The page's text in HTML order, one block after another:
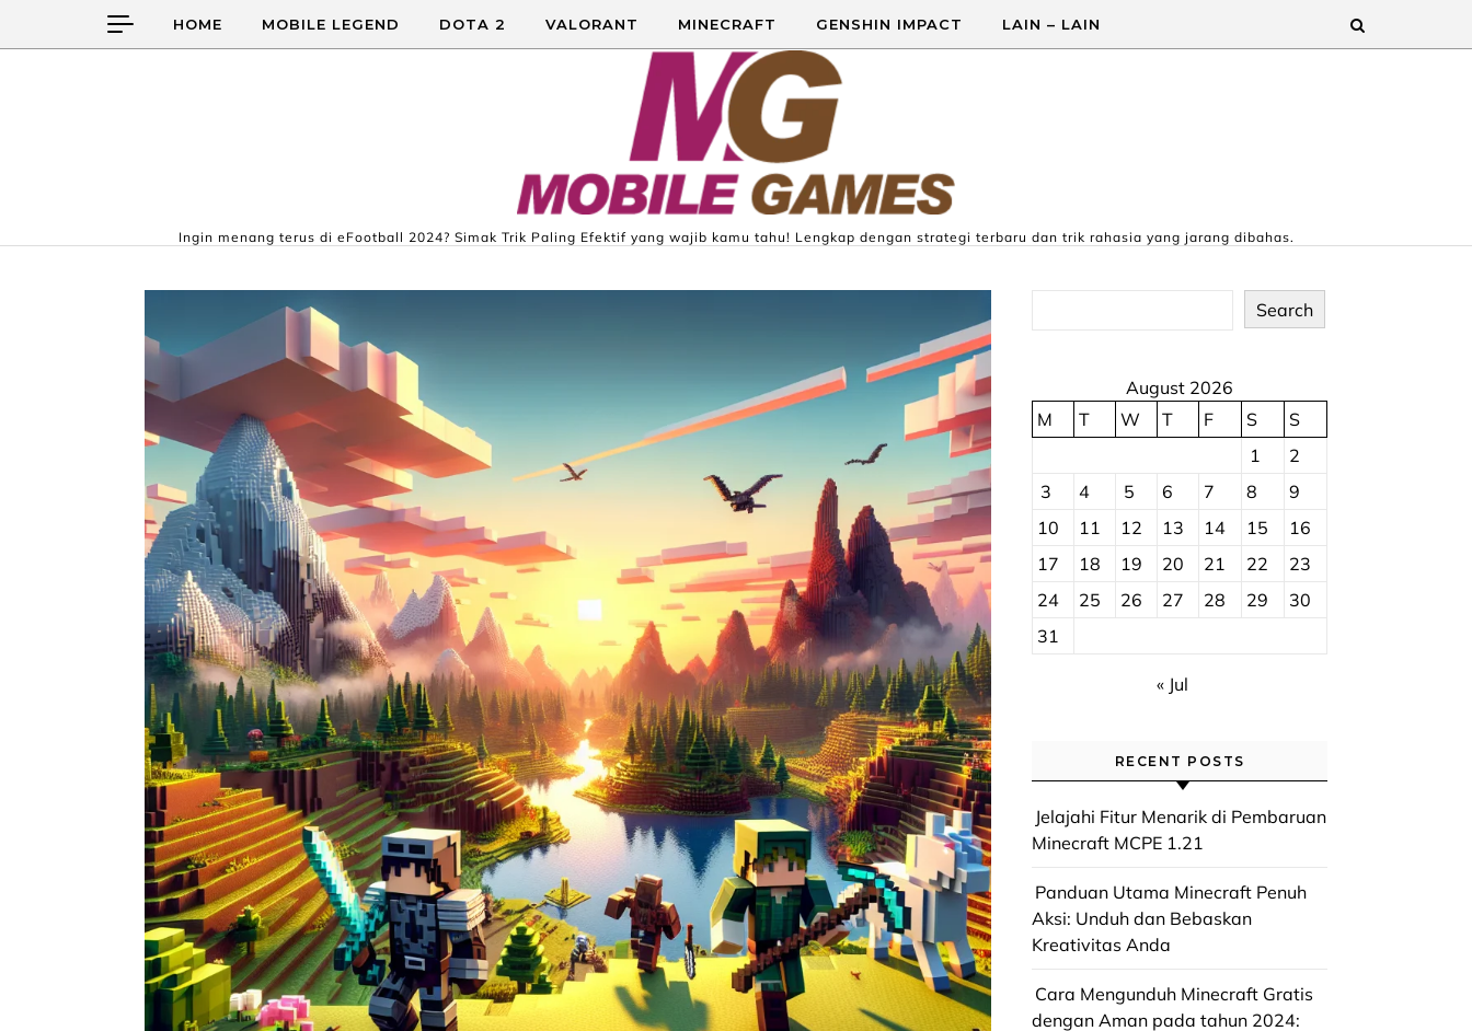
Skip to content
HOME MOBILE LEGEND DOTA 2 VALORANT MINECRAFT GENSHIN IMPACT LAIN – LAIN
Ingin menang terus di eFootball 2024? Simak Trik Paling Efektif yang wajib kamu tahu! Lengkap dengan strategi terbaru dan trik rahasia yang jarang dibahas.
Search
August 2026
M
T W T F S
S
1
2
3
4 5 6 7 8
9
10
11 12 13 14 15
16
17
18 19 20 21 22
23
24
25 26 27 28 29
30
31
« Jul
RECENT POSTS
Jelajahi Fitur Menarik di Pembaruan
Minecraft MCPE 1.21
Panduan Utama Minecraft Penuh
Aksi: Unduh dan Bebaskan
Kreativitas Anda
Cara Mengunduh Minecraft Gratis
dengan Aman pada tahun 2024: